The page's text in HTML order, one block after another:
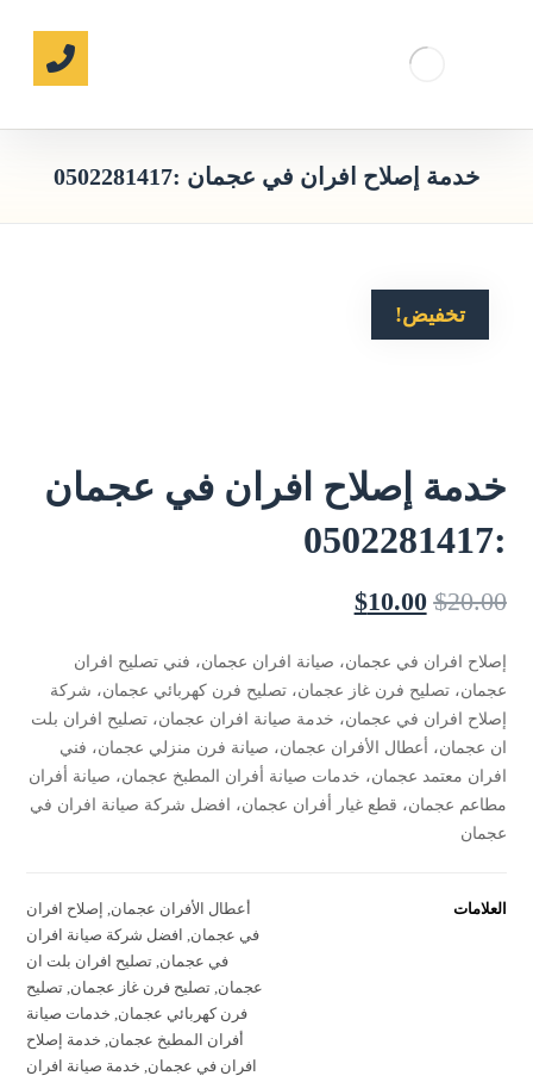
خدمة إصلاح افران في عجمان :0502281417
تخفيض!
خدمة إصلاح افران في عجمان
:0502281417
$20.00
$10.00
إصلاح افران في عجمان، صيانة افران عجمان، فني تصليح افران
عجمان، تصليح فرن غاز عجمان، تصليح فرن كهربائي عجمان، شركة
إصلاح افران في عجمان، خدمة صيانة افران عجمان، تصليح افران بلت
ان عجمان، أعطال الأفران عجمان، صيانة فرن منزلي عجمان، فني
افران معتمد عجمان، خدمات صيانة أفران المطبخ عجمان، صيانة أفران
مطاعم عجمان، قطع غيار أفران عجمان، افضل شركة صيانة افران في
عجمان
العلامات أعطال الأفران عجمان
إصلاح افران
في عجمان
افضل شركة صيانة افران
في عجمان تصليح افران بلت ان
عجمان تصليح فرن غاز عجمان تصليح
فرن كهربائي عجمان خدمات صيانة
أفران المطبخ عجمان خدمة إصلاح
افران في عجمان خدمة صيانة افران